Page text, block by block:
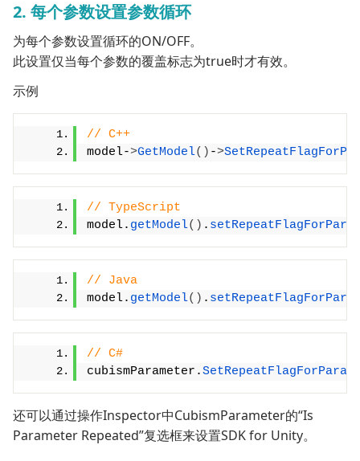
2. 每个参数设置参数循环
为每个参数设置循环的ON/OFF。
此设置仅当每个参数的覆盖标志为true时才有效。
示例
// C++
model->GetModel() ->
// TypeScript
model. getModel( ) .
// Java
model. getModel() .
// C#
cubismParameter.
还可以通过操作Inspector中CubismParameter的“Is
Parameter Repeated”复选框来设置SDK for Unity。